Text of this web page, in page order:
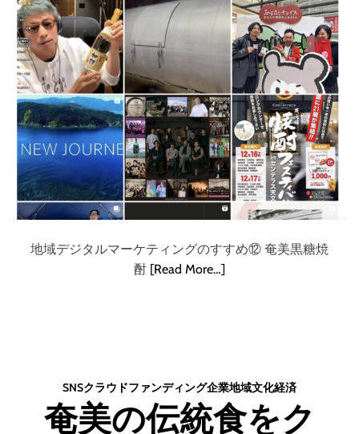
地域デジタルマーケティングのすすめ⑫ 奄美黒糖焼
酎 [Read More…]
SNSクラウドファンディング企業地域文化経済
奄美の伝統食をク